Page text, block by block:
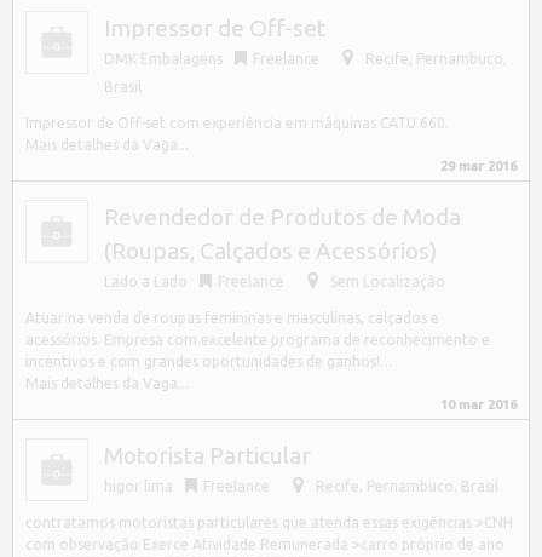
Impressor de Off-set
DMK Embalagens Freelance Recife, Pernambuco,
Brasil
Impressor de Off-set com experiência em máquinas CATU 660.
Mais detalhes da Vaga...
29 mar 2016
Revendedor de Produtos de Moda
(Roupas, Calçados e Acessórios)
Lado a Lado Freelance Sem Localização
Atuar na venda de roupas femininas e masculinas, calçados e
acessórios. Empresa com excelente programa de reconhecimento e
incentivos e com grandes oportunidades de ganhos!…
Mais detalhes da Vaga...
10 mar 2016
Motorista Particular
higor lima Freelance Recife, Pernambuco, Brasil
contratamos motoristas particulares que atenda essas exigências >CNH
com observação Exerce Atividade Remunerada >carro próprio de ano